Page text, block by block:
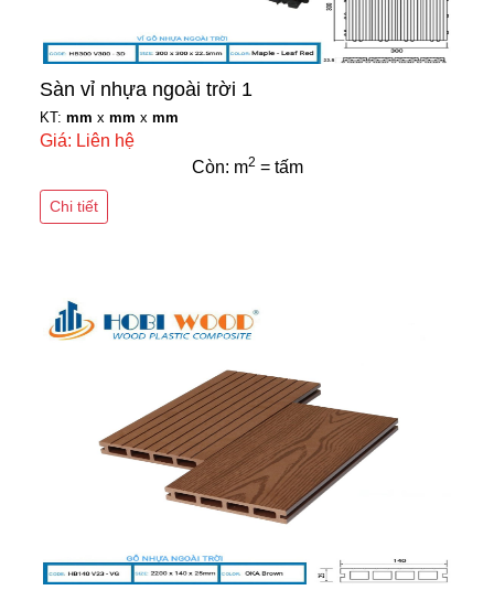
Sàn vỉ nhựa ngoài trời 1
KT: mm x mm x mm
Giá: Liên hệ
Còn: m2 = tấm
Chi tiết